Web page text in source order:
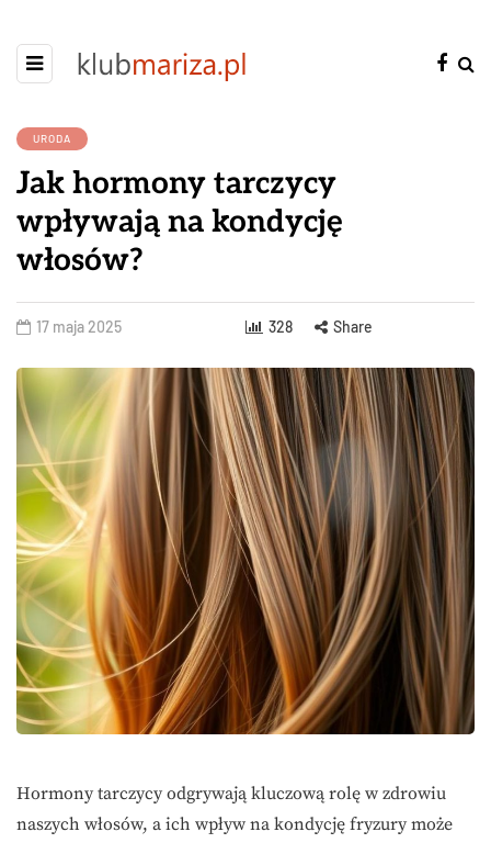
URODA
Jak hormony tarczycy
wpływają na kondycję
włosów?
17 maja 2025 328 Share
Hormony tarczycy odgrywają kluczową rolę w zdrowiu
naszych włosów, a ich wpływ na kondycję fryzury może